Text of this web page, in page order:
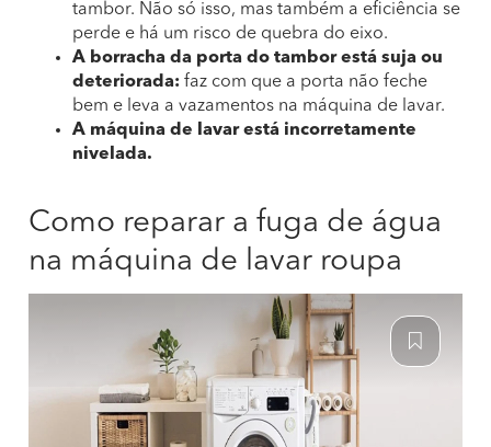
tambor. Não só isso, mas também a eficiência se
perde e há um risco de quebra do eixo.
A borracha da porta do tambor está suja ou
deteriorada: faz com que a porta não feche
bem e leva a vazamentos na máquina de lavar.
A máquina de lavar está incorretamente
nivelada.
Como reparar a fuga de água
na máquina de lavar roupa